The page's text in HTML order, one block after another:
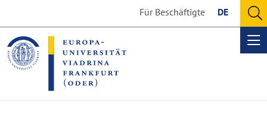
the
content
section
the
footer
section
Für Beschäftigte DE